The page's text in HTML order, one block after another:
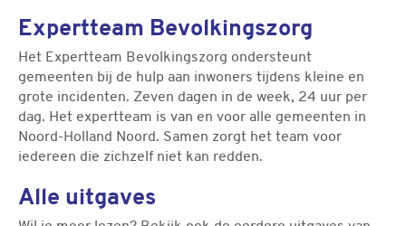
Expertteam Bevolkingszorg
Het Expertteam Bevolkingszorg ondersteunt
gemeenten bij de hulp aan inwoners tijdens kleine en
grote incidenten. Zeven dagen in de week, 24 uur per
dag. Het expertteam is van en voor alle gemeenten in
Noord-Holland Noord. Samen zorgt het team voor
iedereen die zichzelf niet kan redden.
Alle uitgaves